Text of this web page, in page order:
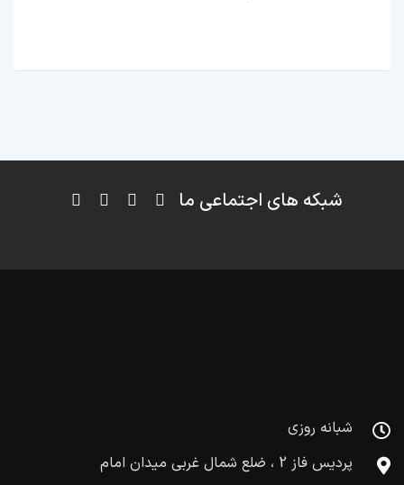
شبکه های اجتماعی ما
شبانه روزی
پردیس فاز 2 ، ضلع شمال غربی میدان امام